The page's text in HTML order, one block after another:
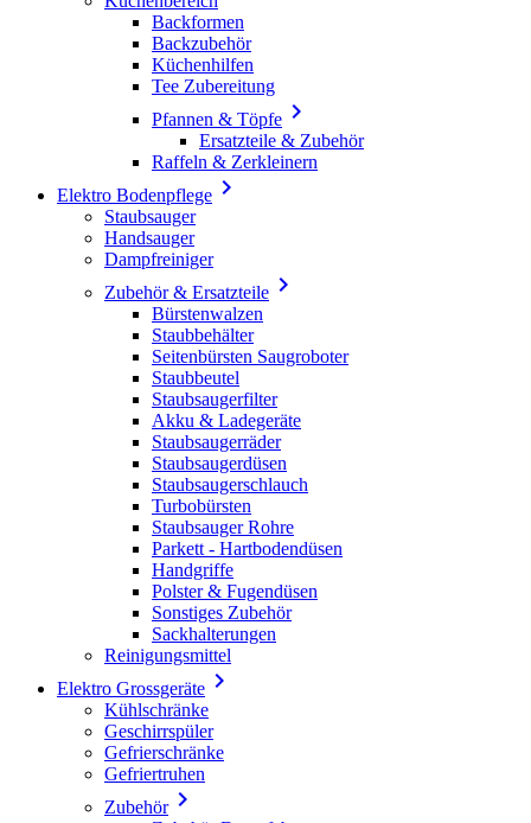
Backformen
Backzubehör
Küchenhilfen
Tee Zubereitung
Pfannen & Töpfe 
Ersatzteile & Zubehör
Raffeln & Zerkleinern
Elektro Bodenpflege 
Staubsauger
Handsauger
Dampfreiniger
Zubehör & Ersatzteile 
Bürstenwalzen
Staubbehälter
Seitenbürsten Saugroboter
Staubbeutel
Staubsaugerfilter
Akku & Ladegeräte
Staubsaugerräder
Staubsaugerdüsen
Staubsaugerschlauch
Turbobürsten
Staubsauger Rohre
Parkett - Hartbodendüsen
Handgriffe
Polster & Fugendüsen
Sonstiges Zubehör
Sackhalterungen
Reinigungsmittel
Elektro Grossgeräte 
Kühlschränke
Geschirrspüler
Gefrierschränke
Gefriertruhen
Zubehör